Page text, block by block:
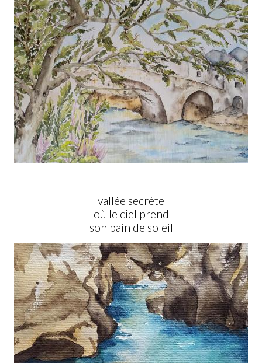
vallée secrète
où le ciel prend
son bain de soleil